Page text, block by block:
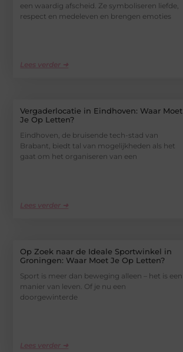
een waardig afscheid. Ze symboliseren liefde,
respect en medeleven en brengen emoties
Lees verder ➜
Vergaderlocatie in Eindhoven: Waar Moet
Je Op Letten?
Eindhoven, de bruisende tech-stad van
Brabant, biedt tal van mogelijkheden als het
gaat om het organiseren van een
Lees verder ➜
Op Zoek naar de Ideale Sportwinkel in
Groningen: Waar Moet Je Op Letten?
Sport is meer dan beweging alleen – het is een
manier van leven. Of je nu een
doorgewinterde
Lees verder ➜